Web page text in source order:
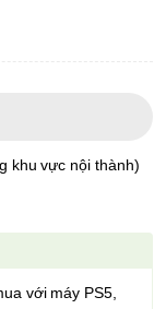
khu vực nội thành)
với máy PS5,